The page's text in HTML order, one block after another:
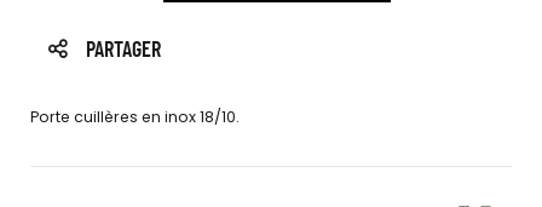
PARTAGER
Porte cuillères en inox 18/10.